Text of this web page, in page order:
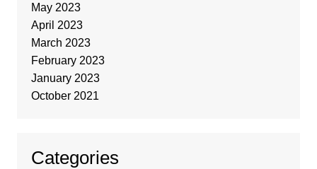
May 2023
April 2023
March 2023
February 2023
January 2023
October 2021
Categories